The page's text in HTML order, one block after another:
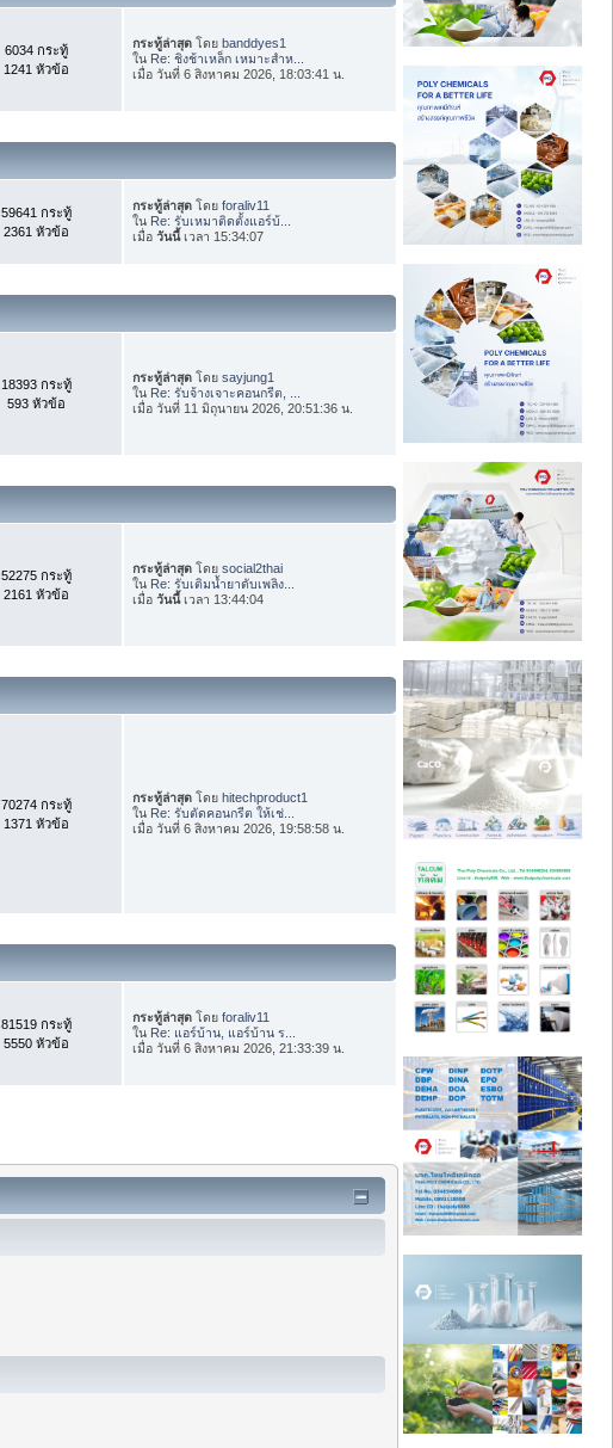
6034 กระทู้
1241 หัวข้อ
กระทู้ล่าสุด โดยbanddyes1
ใน Re: ชิงช้าเหล็ก เหมาะสำห...
เมื่อ วันที่ 6 สิงหาคม 2026, 18:03:41 น.
59641 กระทู้
2361 หัวข้อ
กระทู้ล่าสุด โดยforaliv11
ใน Re: รับเหมาติดตั้งแอร์บ้...
เมื่อวันนี้เวลา 15:34:07
18393 กระทู้
593 หัวข้อ
กระทู้ล่าสุด โดยsayjung1
ใน Re: รับจ้างเจาะคอนกรีต, ...
เมื่อ วันที่ 11 มิถุนายน 2026, 20:51:36 น.
52275 กระทู้
2161 หัวข้อ
กระทู้ล่าสุด โดยsocial2thai
ใน Re: รับเติมน้ำยาดับเพลิง...
เมื่อวันนี้เวลา 13:44:04
70274 กระทู้
1371 หัวข้อ
กระทู้ล่าสุด โดยhitechproduct1
ใน Re: รับตัดคอนกรีต ให้เช่...
เมื่อ วันที่ 6 สิงหาคม 2026, 19:58:58 น.
81519 กระทู้
5550 หัวข้อ
กระทู้ล่าสุด โดยforaliv11
ใน Re: แอร์บ้าน, แอร์บ้าน ร...
เมื่อ วันที่ 6 สิงหาคม 2026, 21:33:39 น.